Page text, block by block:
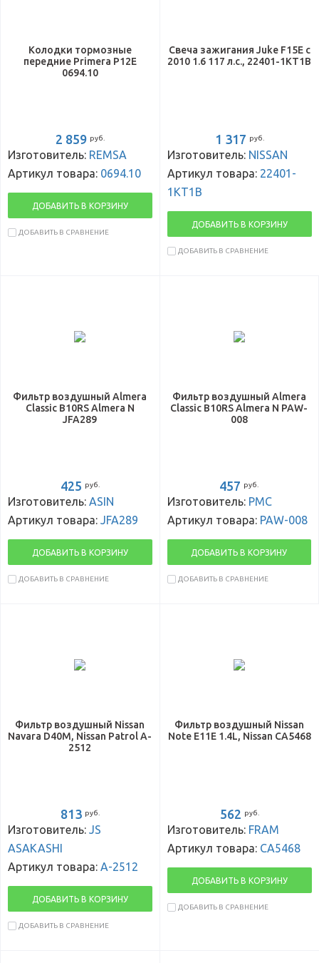
Колодки тормозные
передние Primera P12E
0694.10
2 859 руб.
Изготовитель: REMSA
Артикул товара: 0694.10
ДОБАВИТЬ В КОРЗИНУ
ДОБАВИТЬ В СРАВНЕНИЕ
Свеча зажигания Juke F15E с
2010 1.6 117 л.с., 22401-1KT1B
1 317 руб.
Изготовитель: NISSAN
Артикул товара: 22401-
1KT1B
ДОБАВИТЬ В КОРЗИНУ
ДОБАВИТЬ В СРАВНЕНИЕ
Фильтр воздушный Almera
Classic B10RS Almera N
JFA289
425 руб.
Изготовитель: ASIN
Артикул товара: JFA289
ДОБАВИТЬ В КОРЗИНУ
ДОБАВИТЬ В СРАВНЕНИЕ
Фильтр воздушный Almera
Classic B10RS Almera N PAW-
008
457 руб.
Изготовитель: PMC
Артикул товара: PAW-008
ДОБАВИТЬ В КОРЗИНУ
ДОБАВИТЬ В СРАВНЕНИЕ
Фильтр воздушный Nissan
Navara D40M, Nissan Patrol A-
2512
813 руб.
Изготовитель: JS
ASAKASHI
Артикул товара: A-2512
ДОБАВИТЬ В КОРЗИНУ
ДОБАВИТЬ В СРАВНЕНИЕ
Фильтр воздушный Nissan
Note E11E 1.4L, Nissan CA5468
562 руб.
Изготовитель: FRAM
Артикул товара: CA5468
ДОБАВИТЬ В КОРЗИНУ
ДОБАВИТЬ В СРАВНЕНИЕ